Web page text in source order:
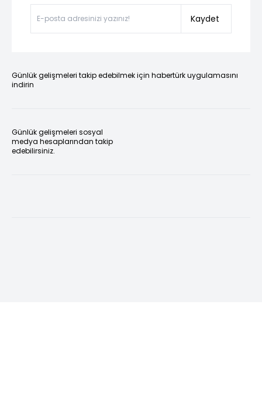
Kaydet
Günlük gelişmeleri takip edebilmek için habertürk uygulamasını
indirin
Günlük gelişmeleri sosyal
medya hesaplarından takip
edebilirsiniz.